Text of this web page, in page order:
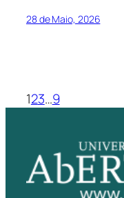
28 de Maio, 2026
123…9